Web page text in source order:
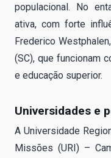
populacional. No
ativa, com forte
Frederico
(SC), que funcionam
e educação superior.
Universidades e
A Universidade
Missões (URI) –